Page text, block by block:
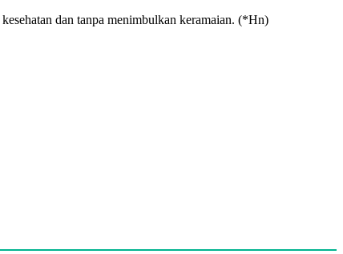
dan tanpa menimbulkan keramaian. (*Hn)